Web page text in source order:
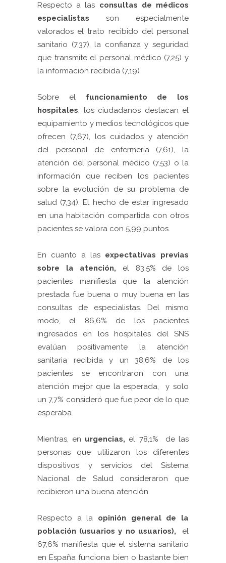
Respecto a las consultas de médicos
especialistas son especialmente
valorados el trato recibido del personal
sanitario (7,37), la confianza y seguridad
que transmite el personal médico (7,25) y
la información recibida (7,19)
Sobre el funcionamiento de los
hospitales, los ciudadanos destacan el
equipamiento y medios tecnológicos que
ofrecen (7,67), los cuidados y atención
del personal de enfermería (7,61), la
atención del personal médico (7,53) o la
información que reciben los pacientes
sobre la evolución de su problema de
salud (7,34). El hecho de estar ingresado
en una habitación compartida con otros
pacientes se valora con 5,99 puntos.
En cuanto a las expectativas previas
sobre la atención, el 83,5% de los
pacientes manifiesta que la atención
prestada fue buena o muy buena en las
consultas de especialistas. Del mismo
modo, el 86,6% de los pacientes
ingresados en los hospitales del SNS
evalúan positivamente la atención
sanitaria recibida y un 38,6% de los
pacientes se encontraron con una
atención mejor que la esperada, y solo
un 7,7% consideró que fue peor de lo que
esperaba.
Mientras, en urgencias, el 78,1% de las
personas que utilizaron los diferentes
dispositivos y servicios del Sistema
Nacional de Salud consideraron que
recibieron una buena atención.
Respecto a la opinión general de la
población (usuarios y no usuarios), el
67,6% manifiesta que el sistema sanitario
en España funciona bien o bastante bien